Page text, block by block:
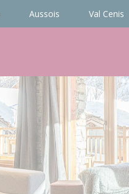
Aussois Val Cenis